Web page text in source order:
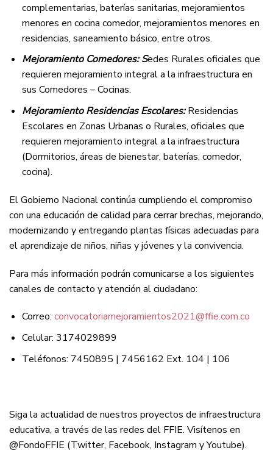
complementarias, baterías sanitarias, mejoramientos
menores en cocina comedor, mejoramientos menores en
residencias, saneamiento básico, entre otros.
Mejoramiento Comedores: Sedes Rurales oficiales que
requieren mejoramiento integral a la infraestructura en
sus Comedores – Cocinas.
Mejoramiento Residencias Escolares:Residencias
Escolares en Zonas Urbanas o Rurales, oficiales que
requieren mejoramiento integral a la infraestructura
(Dormitorios, áreas de bienestar, baterías, comedor,
cocina).
El Gobierno Nacional continúa cumpliendo el compromiso
con una educación de calidad para cerrar brechas, mejorando,
modernizando y entregando plantas físicas adecuadas para
el aprendizaje de niños, niñas y jóvenes y la convivencia.
Para más información podrán comunicarse a los siguientes
canales de contacto y atención al ciudadano:
Correo: convocatoriamejoramientos2021@ffie.com.co
Celular: 3174029899
Teléfonos: 7450895 | 7456162 Ext. 104 | 106
Siga la actualidad de nuestros proyectos de infraestructura
educativa, a través de las redes del FFIE. Visítenos en
@FondoFFIE (Twitter, Facebook, Instagram y Youtube).